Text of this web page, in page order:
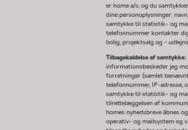
er home a/s, og du
dine personoplysninger:
samtykke til statistik- og
telefonnummer kontakter
bolig, projektsalg og -
Tilbagekaldelse af samtykke:
informationsbeskeder jeg
forretninger (samlet
telefonnummer, IP-adresse,
samtykke til statistik- og
tilrettelæggelsen af
homes nyhedsbreve åbnes
operativ- og mailsystem og